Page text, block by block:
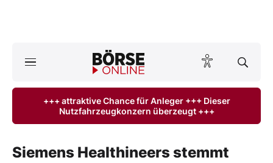
Anlageprodukte
Finanz-Check
+++ attraktive Chance für Anleger +++ Dieser
Nutzfahrzeugkonzern überzeugt +++
Siemens Healthineers stemmt